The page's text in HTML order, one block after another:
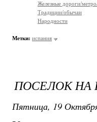
Железные дороги/
Традиции/обычаи
Народности
Метки: испания
ПОСЕЛОК НА
Пятница, 19